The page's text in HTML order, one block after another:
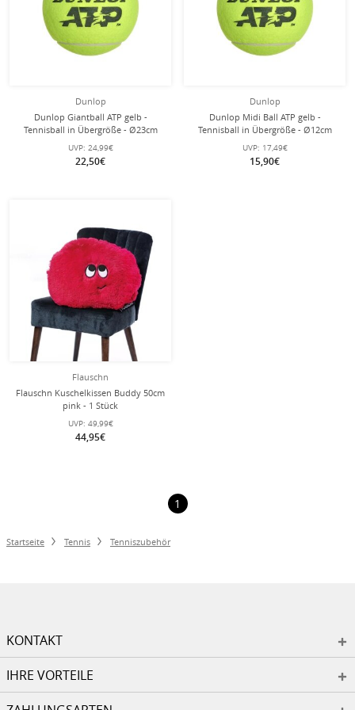
Dunlop
Dunlop Giantball ATP gelb -
Tennisball in Übergröße - Ø23cm
UVP: 24,99€
22,50€
Dunlop
Dunlop Midi Ball ATP gelb -
Tennisball in Übergröße - Ø12cm
UVP: 17,49€
15,90€
Flauschn
Flauschn Kuschelkissen Buddy 50cm
pink - 1 Stück
UVP: 49,99€
44,95€
1
Startseite Tennis Tenniszubehör
KONTAKT
IHRE VORTEILE